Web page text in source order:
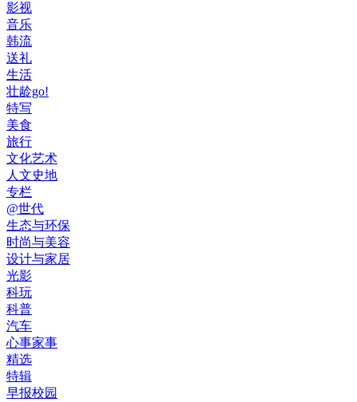
影视
音乐
韩流
送礼
生活
壮龄go!
特写
美食
旅行
文化艺术
人文史地
专栏
@世代
生态与环保
时尚与美容
设计与家居
光影
科玩
科普
汽车
心事家事
精选
特辑
早报校园